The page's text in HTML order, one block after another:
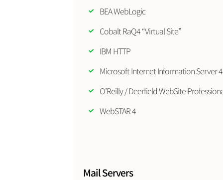
BEA WebLogic
Cobalt RaQ4 “Virtual Site”
IBM HTTP
Microsoft Internet Information Server
O’Reilly / Deerfield WebSite
WebSTAR 4
Mail Servers